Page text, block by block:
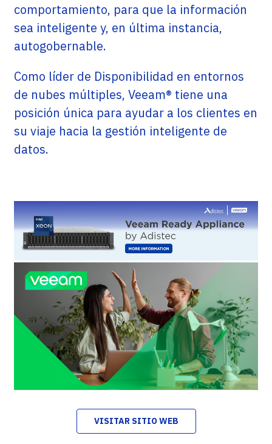
comportamiento, para que la información
sea inteligente y, en última instancia,
autogobernable.
Como líder de Disponibilidad en entornos
de nubes múltiples, Veeam® tiene una
posición única para ayudar a los clientes en
su viaje hacia la gestión inteligente de
datos.
VISITAR SITIO WEB